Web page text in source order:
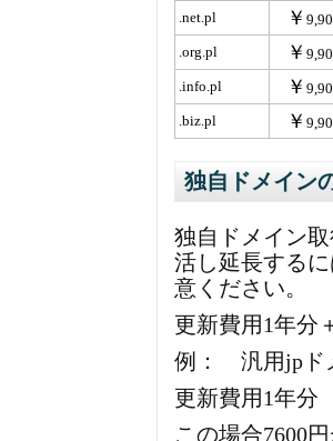
.net.pl
￥
.org.pl
￥
.info.pl
￥
.biz.pl
￥
独自ドメイン
独自ドメイン
活し延長する
意ください。
更新費用1年分
例： 汎用jpド
更新費用1年
この場合7600